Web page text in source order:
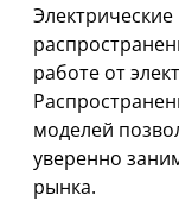
работе от
моделей
уверенно
рынка.